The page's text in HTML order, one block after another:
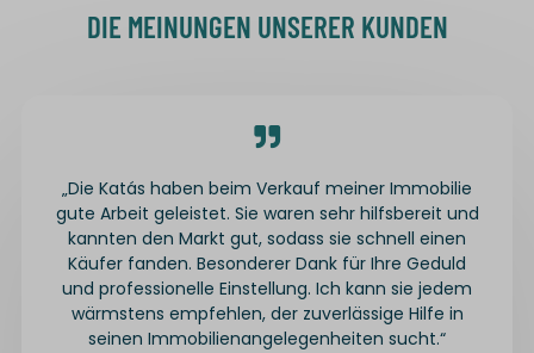
DIE MEINUNGEN UNSERER KUNDEN
„Die Katás haben beim Verkauf meiner Immobilie
gute Arbeit geleistet. Sie waren sehr hilfsbereit und
kannten den Markt gut, sodass sie schnell einen
Käufer fanden. Besonderer Dank für Ihre Geduld
und professionelle Einstellung. Ich kann sie jedem
wärmstens empfehlen, der zuverlässige Hilfe in
seinen Immobilienangelegenheiten sucht.“